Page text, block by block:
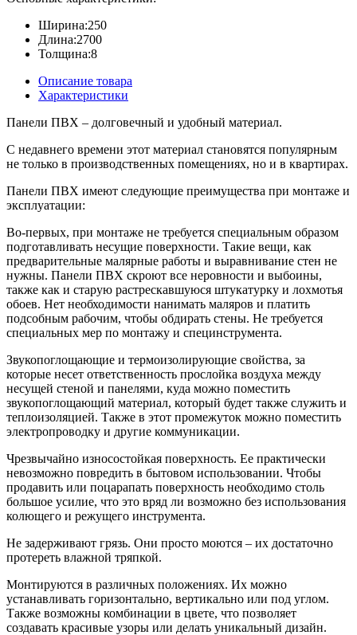
Ширина:250
Длина:2700
Толщина:8
Описание товара
Характеристики
Панели ПВХ – долговечный и удобный материал.
С недавнего времени этот материал становятся популярным
не только в производственных помещениях, но и в квартирах.
Панели ПВХ имеют следующие преимущества при монтаже и
эксплуатации:
Во-первых, при монтаже не требуется специальным образом
подготавливать несущие поверхности. Такие вещи, как
предварительные малярные работы и выравнивание стен не
нужны. Панели ПВХ скроют все неровности и выбоины,
также как и старую растрескавшуюся штукатурку и лохмотья
обоев. Нет необходимости нанимать маляров и платить
подсобным рабочим, чтобы обдирать стены. Не требуется
специальных мер по монтажу и специнструмента.
Звукопоглощающие и термоизолирующие свойства, за
которые несет ответственность прослойка воздуха между
несущей стеной и панелями, куда можно поместить
звукопоглощающий материал, который будет также служить и
теплоизоляцией. Также в этот промежуток можно поместить
электропроводку и другие коммуникации.
Чрезвычайно износостойкая поверхность. Ее практически
невозможно повредить в бытовом использовании. Чтобы
продавить или поцарапать поверхность необходимо столь
большое усилие, что это вряд ли возможно без использования
колющего и режущего инструмента.
Не задерживают грязь. Они просто моются – их достаточно
протереть влажной тряпкой.
Монтируются в различных положениях. Их можно
устанавливать горизонтально, вертикально или под углом.
Также возможны комбинации в цвете, что позволяет
создавать красивые узоры или делать уникальный дизайн.